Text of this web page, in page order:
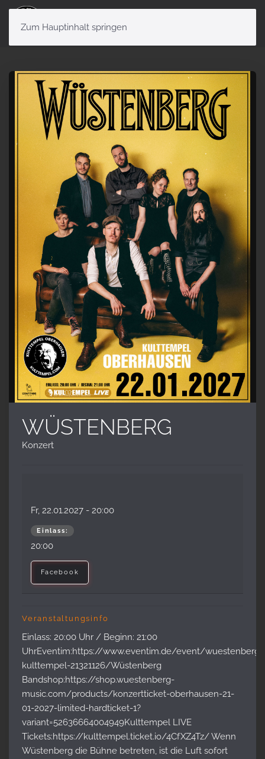
Zum Hauptinhalt springen
WÜSTENBERG
Konzert
Fr, 22.01.2027 - 20:00
Facebook
Einlass:
20:00
Veranstaltungsinfo
Einlass: 20:00 Uhr / Beginn: 21:00
UhrEventim:https://www.eventim.de/event/wuestenberg-
kulttempel-21321126/Wüstenberg
Bandshop:https://shop.wuestenberg-
music.com/products/konzertticket-oberhausen-21-
01-2027-limited-hardticket-1?
variant=52636664004949Kulttempel LIVE
Tickets:https://kulttempel.ticket.io/4CfXZ4Tz/ Wenn
Wüstenberg die Bühne betreten, ist die Luft sofort